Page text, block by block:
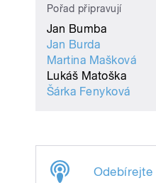
Pořad připravují
Jan Bumba
Jan Burda
Martina Mašková
Lukáš Matoška
Šárka Fenyková